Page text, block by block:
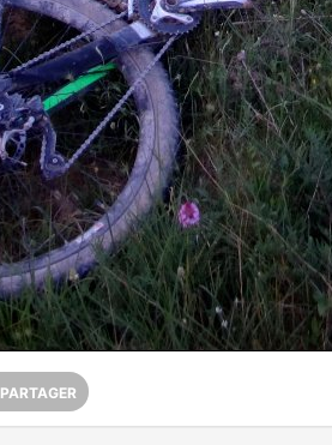
PARTAGER